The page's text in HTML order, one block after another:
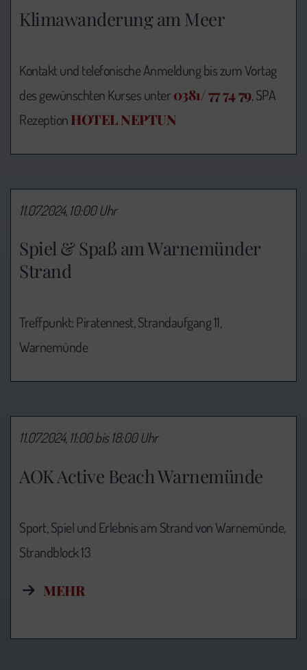
Klimawanderung am Meer
Kontakt und telefonische Anmeldung bis zum Vortag
des gewünschten Kurses unter0381/ 77 74 79, SPA
RezeptionHOTEL NEPTUN
Spiel & Spaß am Warnemünder
Strand
11.07.2024, 10:00 Uhr
Treffpunkt: Piratennest, Strandaufgang 11,
Warnemünde
AOK Active Beach Warnemünde
11.07.2024, 11:00 bis 18:00 Uhr
Sport, Spiel und Erlebnis am Strand von Warnemünde,
Strandblock 13
MEHR